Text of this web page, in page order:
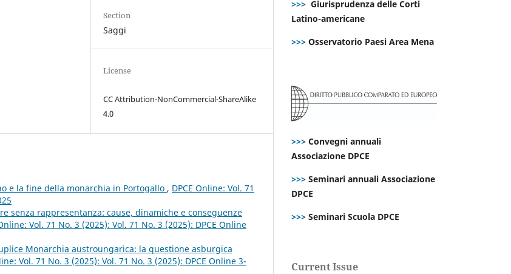
Section
Saggi
License
CC Attribution-NonCommercial-ShareAlike
4.0
e la fine della monarchia in Portogallo , DPCE Online: Vol. 71
senza rappresentanza: cause, dinamiche e conseguenze
Vol. 71 No. 3 (2025): Vol. 71 No. 3 (2025): DPCE Online
Monarchia austroungarica: la questione asburgica
Vol. 71 No. 3 (2025): Vol. 71 No. 3 (2025): DPCE Online 3-
>>> Giurisprudenza delle Corti
Latino-americane
>>> Osservatorio Paesi Area Mena
>>> Convegni annuali
Associazione DPCE
>>> Seminari annuali Associazione
DPCE
>>> Seminari Scuola DPCE
Current Issue